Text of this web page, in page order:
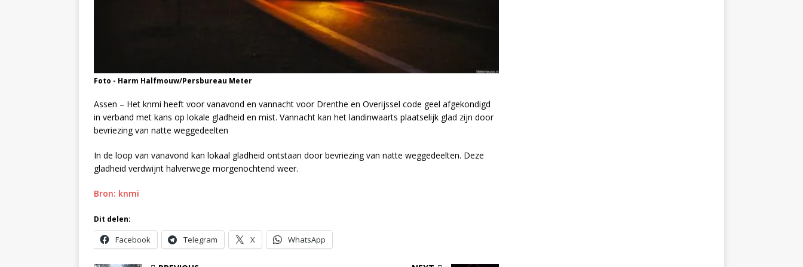
Foto - Harm Halfmouw/Persbureau Meter
Assen – Het knmi heeft voor vanavond en vannacht voor Drenthe en Overijssel code geel afgekondigd
in verband met kans op lokale gladheid en mist. Vannacht kan het landinwaarts plaatselijk glad zijn door
bevriezing van natte weggedeelten
In de loop van vanavond kan lokaal gladheid ontstaan door bevriezing van natte weggedeelten. Deze
gladheid verdwijnt halverwege morgenochtend weer.
Bron: knmi
Dit delen:
Facebook Telegram X WhatsApp